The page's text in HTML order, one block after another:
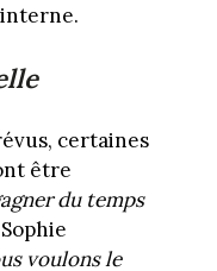
certaines
être
du temps
voulons le